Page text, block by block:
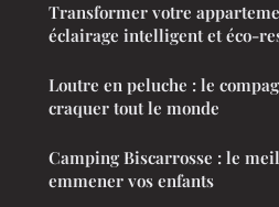
Transformer votre
éclairage intelligent et éco-
Loutre en peluche : le
craquer tout le monde
Camping Biscarrosse : le
emmener vos enfants